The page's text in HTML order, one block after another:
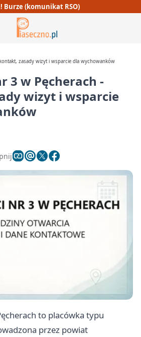
Burze (komunikat RSO)
zasady wizyt i wsparcie dla wychowanków
3 w Pęcherach -
wizyt i wsparcie
to placówka typu
przez powiat